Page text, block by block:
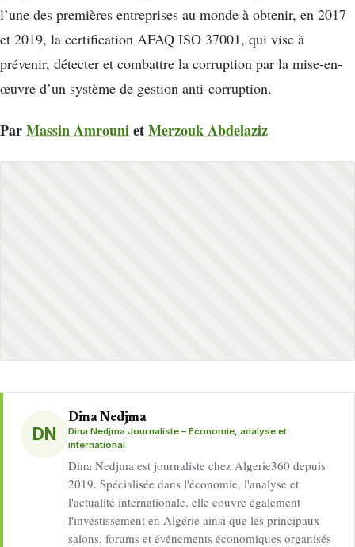
l’une des premières entreprises au monde à obtenir, en 2017
et 2019, la certification AFAQ ISO 37001, qui vise à
prévenir, détecter et combattre la corruption par la mise-en-
œuvre d’un système de gestion anti-corruption.
ParMassin AmrounietMerzouk Abdelaziz
DN
Dina Nedjma
Dina Nedjma Journaliste – Économie, analyse et
international
Dina Nedjma est journaliste chez Algerie360 depuis
2019. Spécialisée dans l'économie, l'analyse et
l'actualité internationale, elle couvre également
l'investissement en Algérie ainsi que les principaux
salons, forums et événements économiques organisés